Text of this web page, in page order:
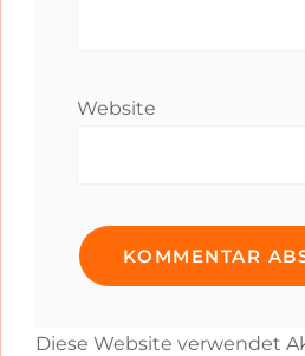
Website
Diese Website verwendet